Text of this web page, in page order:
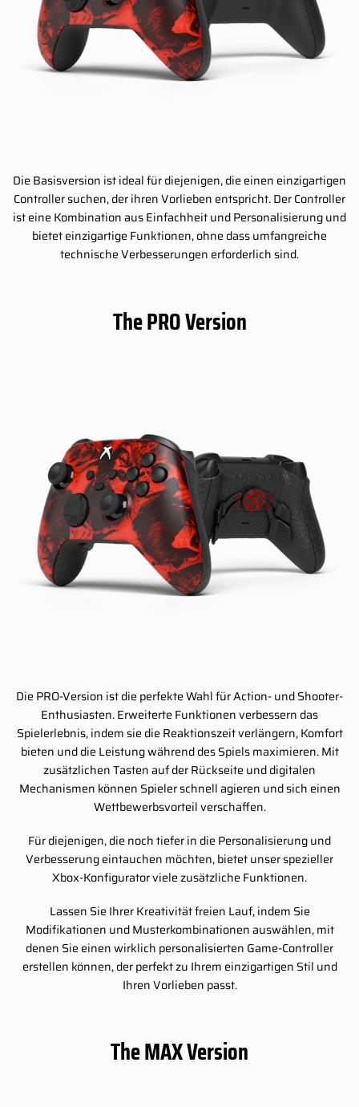
Die Basisversion ist ideal für diejenigen, die einen einzigartigen
Controller suchen, der ihren Vorlieben entspricht. Der Controller
ist eine Kombination aus Einfachheit und Personalisierung und
bietet einzigartige Funktionen, ohne dass umfangreiche
technische Verbesserungen erforderlich sind.
The PRO Version
Die PRO-Version ist die perfekte Wahl für Action- und Shooter-
Enthusiasten. Erweiterte Funktionen verbessern das
Spielerlebnis, indem sie die Reaktionszeit verlängern, Komfort
bieten und die Leistung während des Spiels maximieren. Mit
zusätzlichen Tasten auf der Rückseite und digitalen
Mechanismen können Spieler schnell agieren und sich einen
Wettbewerbsvorteil verschaffen.
Für diejenigen, die noch tiefer in die Personalisierung und
Verbesserung eintauchen möchten, bietet unser spezieller
Xbox-Konfigurator viele zusätzliche Funktionen.
Lassen Sie Ihrer Kreativität freien Lauf, indem Sie
Modifikationen und Musterkombinationen auswählen, mit
denen Sie einen wirklich personalisierten Game-Controller
erstellen können, der perfekt zu Ihrem einzigartigen Stil und
Ihren Vorlieben passt.
The MAX Version